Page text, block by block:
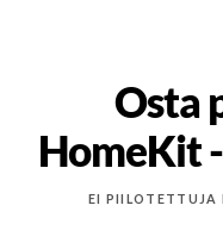
Osta
HomeKit
EI PIILOTETTUJA